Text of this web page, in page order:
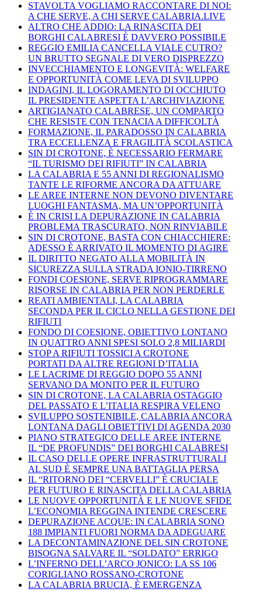
STAVOLTA VOGLIAMO RACCONTARE DI NOI:
A CHE SERVE, A CHI SERVE CALABRIA.LIVE
ALTRO CHE ADDIO: LA RINASCITA DEI
BORGHI CALABRESI È DAVVERO POSSIBILE
REGGIO EMILIA CANCELLA VIALE CUTRO?
UN BRUTTO SEGNALE DI VERO DISPREZZO
INVECCHIAMENTO E LONGEVITÀ: WELFARE
E OPPORTUNITÀ COME LEVA DI SVILUPPO
INDAGINI, IL LOGORAMENTO DI OCCHIUTO
IL PRESIDENTE ASPETTA L’ARCHIVIAZIONE
ARTIGIANATO CALABRESE, UN COMPARTO
CHE RESISTE CON TENACIA A DIFFICOLTÀ
FORMAZIONE, IL PARADOSSO IN CALABRIA
TRA ECCELLENZA E FRAGILITÀ SCOLASTICA
SIN DI CROTONE, È NECESSARIO FERMARE
“IL TURISMO DEI RIFIUTI” IN CALABRIA
LA CALABRIA E 55 ANNI DI REGIONALISMO
TANTE LE RIFORME ANCORA DA ATTUARE
LE AREE INTERNE NON DEVONO DIVENTARE
LUOGHI FANTASMA, MA UN’OPPORTUNITÀ
È IN CRISI LA DEPURAZIONE IN CALABRIA
PROBLEMA TRASCURATO, NON RINVIABILE
SIN DI CROTONE, BASTA CON CHIACCHIERE:
ADESSO È ARRIVATO IL MOMENTO DI AGIRE
IL DIRITTO NEGATO ALLA MOBILITÀ IN
SICUREZZA SULLA STRADA IONIO-TIRRENO
FONDI COESIONE, SERVE RIPROGRAMMARE
RISORSE IN CALABRIA PER NON PERDERLE
REATI AMBIENTALI, LA CALABRIA
SECONDA PER IL CICLO NELLA GESTIONE DEI
RIFIUTI
FONDO DI COESIONE, OBIETTIVO LONTANO
IN QUATTRO ANNI SPESI SOLO 2,8 MILIARDI
STOP A RIFIUTI TOSSICI A CROTONE
PORTATI DA ALTRE REGIONI D’ITALIA
LE LACRIME DI REGGIO DOPO 55 ANNI
SERVANO DA MONITO PER IL FUTURO
SIN DI CROTONE, LA CALABRIA OSTAGGIO
DEL PASSATO E L’ITALIA RESPIRA VELENO
SVILUPPO SOSTENIBILE, CALABRIA ANCORA
LONTANA DAGLI OBIETTIVI DI AGENDA 2030
PIANO STRATEGICO DELLE AREE INTERNE
IL “DE PROFUNDIS” DEI BORGHI CALABRESI
IL CASO DELLE OPERE INFRASTRUTTURALI
AL SUD È SEMPRE UNA BATTAGLIA PERSA
IL “RITORNO DEI “CERVELLI” È CRUCIALE
PER FUTURO E RINASCITA DELLA CALABRIA
LE NUOVE OPPORTUNITÀ E LE NUOVE SFIDE
L’ECONOMIA REGGINA INTENDE CRESCERE
DEPURAZIONE ACQUE: IN CALABRIA SONO
188 IMPIANTI FUORI NORMA DA ADEGUARE
LA DECONTAMINAZIONE DEL SIN CROTONE
BISOGNA SALVARE IL “SOLDATO” ERRIGO
L’INFERNO DELL’ARCO JONICO: LA SS 106
CORIGLIANO ROSSANO-CROTONE
LA CALABRIA BRUCIA, È EMERGENZA